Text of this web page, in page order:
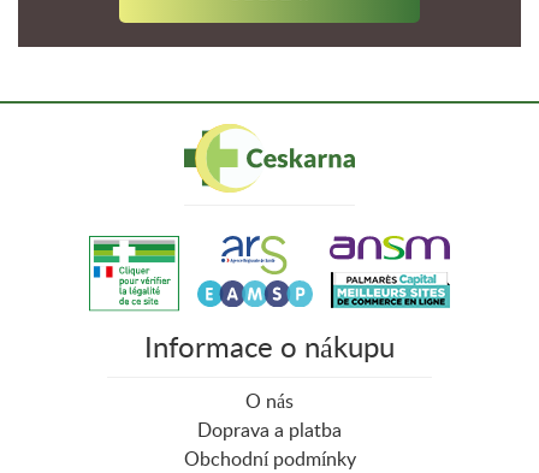
Informace o nákupu
O nás
Doprava a platba
Obchodní podmínky